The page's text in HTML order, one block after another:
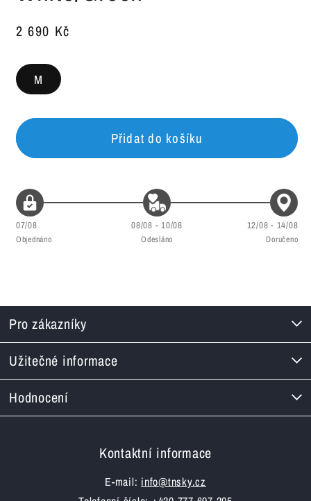
SKU:
Běžná
2 690 Kč
M
Přidat do košíku
07/08
Objednáno
08/08 - 10/08
Odesláno
12/08 - 14/08
Doručeno
Pro zákazníky
Užitečné informace
Hodnocení
Kontaktní informace
E-mail: info@tnsky.cz